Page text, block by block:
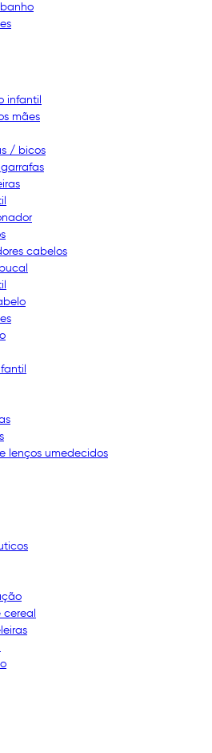
infantil
mães
/ bicos
cabelos
lenços umedecidos
cereal